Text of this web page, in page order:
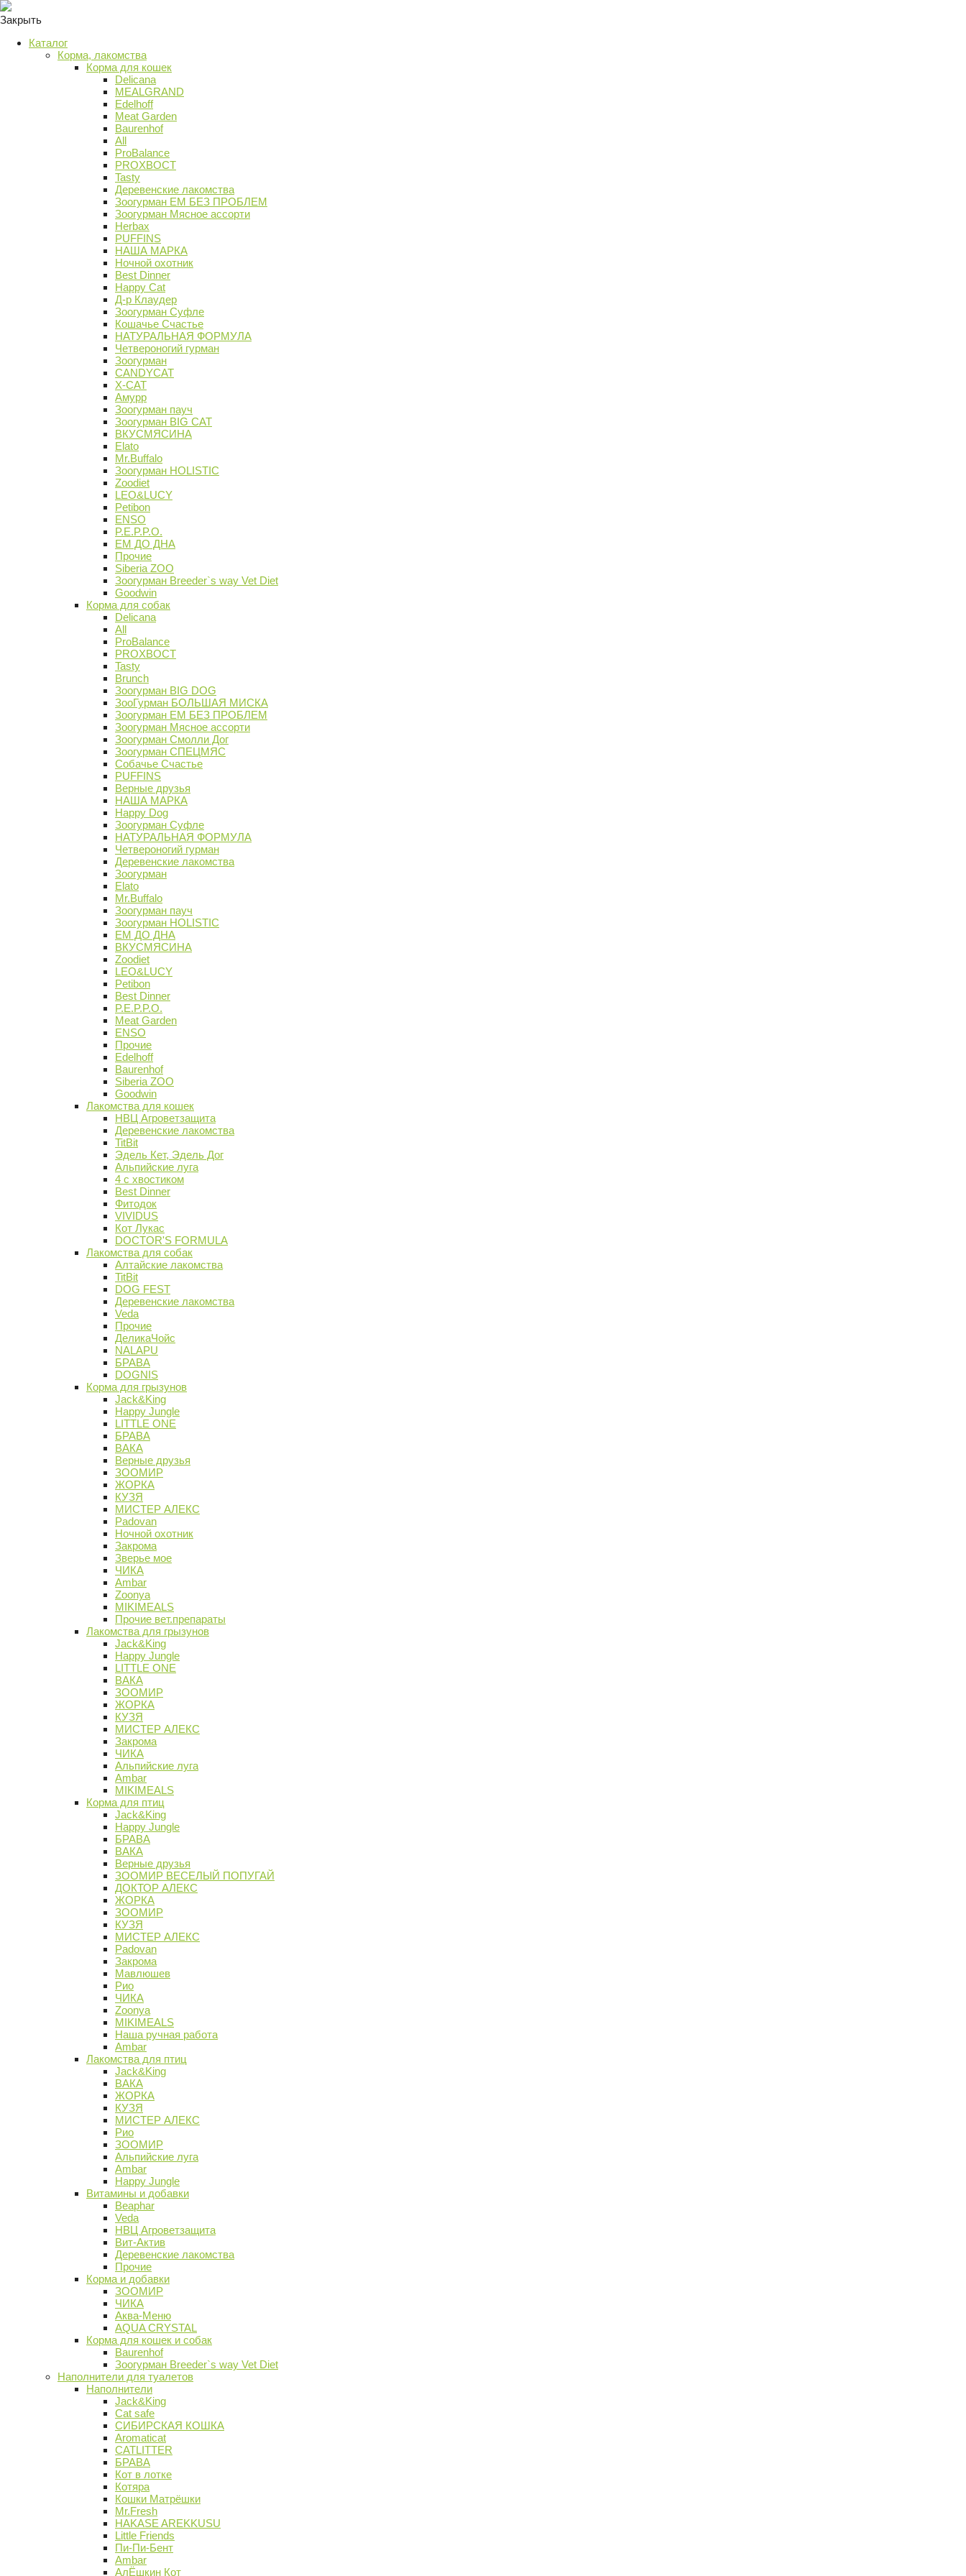
Закрыть
Каталог
Корма, лакомства
Корма для кошек
Delicana
MEALGRAND
Edelhoff
Meat Garden
Baurenhof
All
ProBalance
PROХВОСТ
Tasty
Деревенские лакомства
Зоогурман ЕМ БЕЗ ПРОБЛЕМ
Зоогурман Мясное ассорти
Herbax
PUFFINS
НАША МАРКА
Ночной охотник
Best Dinner
Happy Cat
Д-р Клаудер
Зоогурман Суфле
Кошачье Счастье
НАТУРАЛЬНАЯ ФОРМУЛА
Четвероногий гурман
Зоогурман
CANDYCAT
X-CAT
Амурр
Зоогурман пауч
Зоогурман BIG CAT
ВКУСМЯСИНА
Elato
Mr.Buffalo
Зоогурман HOLISTIC
Zoodiet
LEO&LUCY
Petibon
ENSO
P.E.P.P.O.
ЕМ ДО ДНА
Прочие
Siberia ZOO
Зоогурман Breeder`s way Vet Diet
Goodwin
Корма для собак
Delicana
All
ProBalance
PROХВОСТ
Tasty
Brunch
Зоогурман BIG DOG
ЗооГурман БОЛЬШАЯ МИСКА
Зоогурман ЕМ БЕЗ ПРОБЛЕМ
Зоогурман Мясное ассорти
Зоогурман Смолли Дог
Зоогурман СПЕЦМЯС
Собачье Счастье
PUFFINS
Верные друзья
НАША МАРКА
Happy Dog
Зоогурман Суфле
НАТУРАЛЬНАЯ ФОРМУЛА
Четвероногий гурман
Деревенские лакомства
Зоогурман
Elato
Mr.Buffalo
Зоогурман пауч
Зоогурман HOLISTIC
ЕМ ДО ДНА
ВКУСМЯСИНА
Zoodiet
LEO&LUCY
Petibon
Best Dinner
P.E.P.P.O.
Meat Garden
ENSO
Прочие
Edelhoff
Baurenhof
Siberia ZOO
Goodwin
Лакомства для кошек
НВЦ Агроветзащита
Деревенские лакомства
TitBit
Эдель Кет, Эдель Дог
Альпийские луга
4 с хвостиком
Best Dinner
Фитодок
VIVIDUS
Кот Лукас
DOCTOR'S FORMULA
Лакомства для собак
Алтайские лакомства
TitBit
DOG FEST
Деревенские лакомства
Veda
Прочие
ДеликаЧойс
NALAPU
БРАВА
DOGNIS
Корма для грызунов
Jack&King
Happy Jungle
LITTLE ONE
БРАВА
ВАКА
Верные друзья
ЗООМИР
ЖОРКА
КУЗЯ
МИСТЕР АЛЕКС
Padovan
Ночной охотник
Закрома
Зверье мое
ЧИКА
Ambar
Zoonya
MIKIMEALS
Прочие вет.препараты
Лакомства для грызунов
Jack&King
Happy Jungle
LITTLE ONE
ВАКА
ЗООМИР
ЖОРКА
КУЗЯ
МИСТЕР АЛЕКС
Закрома
ЧИКА
Альпийские луга
Ambar
MIKIMEALS
Корма для птиц
Jack&King
Happy Jungle
БРАВА
ВАКА
Верные друзья
ЗООМИР ВЕСЕЛЫЙ ПОПУГАЙ
ДОКТОР АЛЕКС
ЖОРКА
ЗООМИР
КУЗЯ
МИСТЕР АЛЕКС
Padovan
Закрома
Мавлюшев
Рио
ЧИКА
Zoonya
MIKIMEALS
Наша ручная работа
Ambar
Лакомства для птиц
Jack&King
ВАКА
ЖОРКА
КУЗЯ
МИСТЕР АЛЕКС
Рио
ЗООМИР
Альпийские луга
Ambar
Happy Jungle
Витамины и добавки
Beaphar
Veda
НВЦ Агроветзащита
Вит-Актив
Деревенские лакомства
Прочие
Корма и добавки
ЗООМИР
ЧИКА
Аква-Меню
AQUA CRYSTAL
Корма для кошек и собак
Baurenhof
Зоогурман Breeder`s way Vet Diet
Наполнители для туалетов
Наполнители
Jack&King
Cat safe
СИБИРСКАЯ КОШКА
Aromaticat
CATLITTER
БРАВА
Кот в лотке
Котяра
Кошки Матрёшки
Mr.Fresh
HAKASE AREKKUSU
Little Friends
Пи-Пи-Бент
Ambar
АлЁшкин Кот